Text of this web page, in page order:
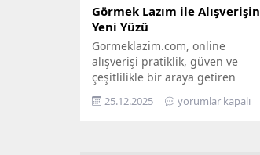
Görmek Lazım ile Alışverişin
Yeni Yüzü
Gormeklazim.com, online
alışverişi pratiklik, güven ve
çeşitlilikle bir araya getiren
modern bir e-ticaret
platformudur. Görmek Lazım
25.12.2025 yorumlar kapalı